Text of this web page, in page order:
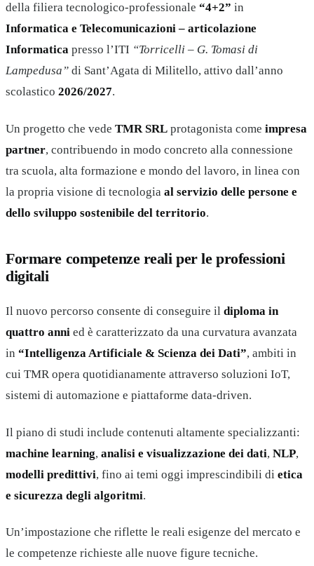
della filiera tecnologico-professionale “4+2” in
Informatica e Telecomunicazioni – articolazione
Informatica presso l’ITI “Torricelli – G. Tomasi di
Lampedusa” di Sant’Agata di Militello, attivo dall’anno
scolastico 2026/2027.
Un progetto che vede TMR SRL protagonista come impresa
partner, contribuendo in modo concreto alla connessione
tra scuola, alta formazione e mondo del lavoro, in linea con
la propria visione di tecnologia al servizio delle persone e
dello sviluppo sostenibile del territorio.
Formare competenze reali per le professioni
digitali
Il nuovo percorso consente di conseguire il diploma in
quattro anni ed è caratterizzato da una curvatura avanzata
in “Intelligenza Artificiale & Scienza dei Dati”, ambiti in
cui TMR opera quotidianamente attraverso soluzioni IoT,
sistemi di automazione e piattaforme data-driven.
Il piano di studi include contenuti altamente specializzanti:
machine learning, analisi e visualizzazione dei dati, NLP,
modelli predittivi, fino ai temi oggi imprescindibili di etica
e sicurezza degli algoritmi.
Un’impostazione che riflette le reali esigenze del mercato e
le competenze richieste alle nuove figure tecniche.